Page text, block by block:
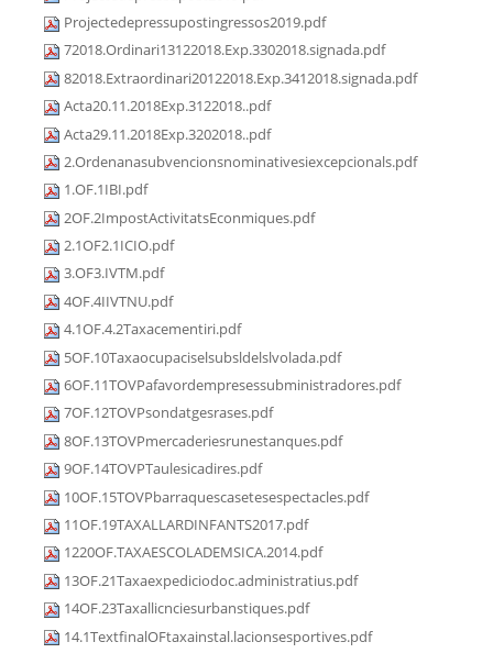
Projectedepressupostingressos2019.pdf
72018.Ordinari13122018.Exp.3302018.signada.pdf
82018.Extraordinari20122018.Exp.3412018.signada.pdf
Acta20.11.2018Exp.3122018..pdf
Acta29.11.2018Exp.3202018..pdf
2.Ordenanasubvencionsnominativesiexcepcionals.pdf
1.OF.1IBI.pdf
2OF.2ImpostActivitatsEconmiques.pdf
2.1OF2.1ICIO.pdf
3.OF3.IVTM.pdf
4OF.4IIVTNU.pdf
4.1OF.4.2Taxacementiri.pdf
5OF.10Taxaocupaciselsubsldelslvolada.pdf
6OF.11TOVPafavordempresessubministradores.pdf
7OF.12TOVPsondatgesrases.pdf
8OF.13TOVPmercaderiesrunestanques.pdf
9OF.14TOVPTaulesicadires.pdf
10OF.15TOVPbarraquescasetesespectacles.pdf
11OF.19TAXALLARDINFANTS2017.pdf
1220OF.TAXAESCOLADEMSICA.2014.pdf
13OF.21Taxaexpediciodoc.administratius.pdf
14OF.23Taxallicnciesurbanstiques.pdf
14.1TextfinalOFtaxainstal.lacionsesportives.pdf